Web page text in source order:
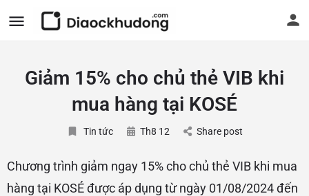
Giảm 15% cho chủ thẻ VIB khi
mua hàng tại KOSÉ
Tin tức Th8 12 Share post
Chương trình giảm ngay 15% cho chủ thẻ VIB khi mua
hàng tại KOSÉ được áp dụng từ ngày 01/08/2024 đến